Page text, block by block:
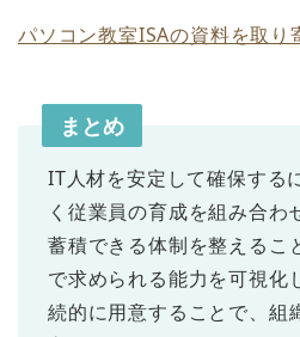
パソコン教室ISAの資料を取り
まとめ
IT人材を安定して確保する
く従業員の育成を組み合わ
蓄積できる体制を整えるこ
で求められる能力を可視化
続的に用意することで、組